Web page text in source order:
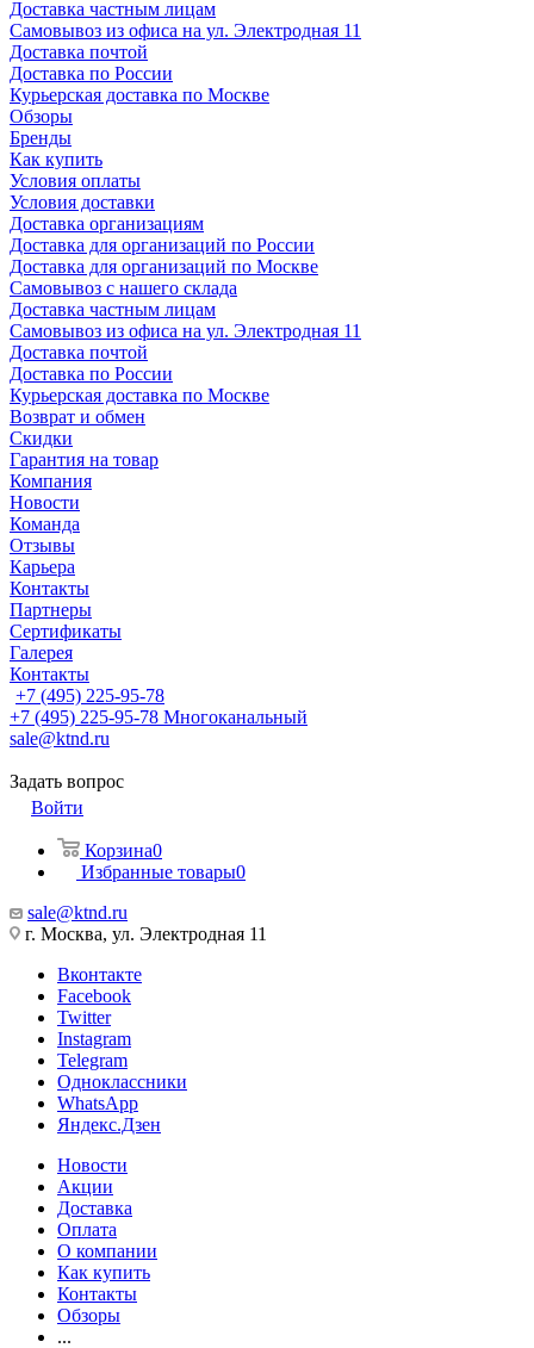
Доставка частным лицам
Самовывоз из офиса на ул. Электродная 11
Доставка почтой
Доставка по России
Курьерская доставка по Москве
Обзоры
Бренды
Как купить
Условия оплаты
Условия доставки
Доставка организациям
Доставка для организаций по России
Доставка для организаций по Москве
Самовывоз с нашего склада
Доставка частным лицам
Самовывоз из офиса на ул. Электродная 11
Доставка почтой
Доставка по России
Курьерская доставка по Москве
Возврат и обмен
Скидки
Гарантия на товар
Компания
Новости
Команда
Отзывы
Карьера
Контакты
Партнеры
Сертификаты
Галерея
Контакты
+7 (495) 225-95-78
+7 (495) 225-95-78 Многоканальный
sale@ktnd.ru
Задать вопрос
Войти
Корзина0
Избранные товары0
sale@ktnd.ru
г. Москва, ул. Электродная 11
Вконтакте
Facebook
Twitter
Instagram
Telegram
Одноклассники
WhatsApp
Яндекс.Дзен
Новости
Акции
Доставка
Оплата
О компании
Как купить
Контакты
Обзоры
...